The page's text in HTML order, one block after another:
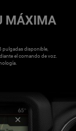
MÁXIMA
pulgadas disponible,
el comando de voz.